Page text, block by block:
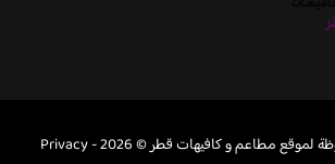
مطاعم و كافيهات قطر © 2026 -
Privacy